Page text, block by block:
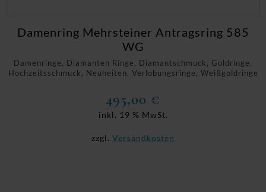
Damenringe, Diamanten Ringe, Diamantschmuck, Goldringe,
Hochzeitsschmuck, Neuheiten, Verlobungsringe, Weißgoldringe
Damenring Mehrsteiner Antragsring 585
WG
495,00 €
inkl. 19 % MwSt.
zzgl. Versandkosten